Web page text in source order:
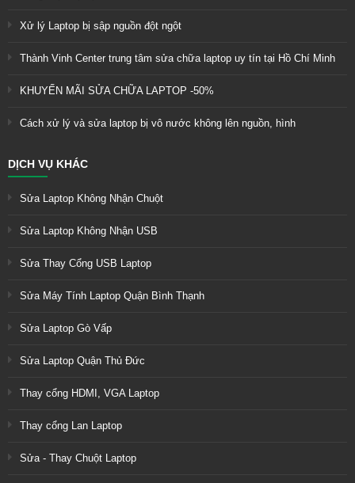
Xử lý Laptop bị sập nguồn đột ngột
Thành Vinh Center trung tâm sửa chữa laptop uy tín tại Hồ Chí Minh
KHUYẾN MÃI SỬA CHỮA LAPTOP -50%
Cách xử lý và sửa laptop bị vô nước không lên nguồn, hình
DỊCH VỤ KHÁC
Sửa Laptop Không Nhận Chuột
Sửa Laptop Không Nhận USB
Sửa Thay Cổng USB Laptop
Sửa Máy Tính Laptop Quận Bình Thạnh
Sửa Laptop Gò Vấp
Sửa Laptop Quận Thủ Đức
Thay cổng HDMI, VGA Laptop
Thay cổng Lan Laptop
Sửa - Thay Chuột Laptop